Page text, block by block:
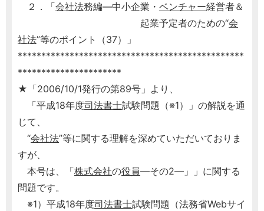
２．「会社法務編―中小企業・ ベンチャー経営者＆
起業予定者のための“会
社法”等のポイント（37）」
************************************************
**********************
★「2006/10/1発行の第89号」より、
「平成18年度司法書士試験問題（※1）」の解説を通
じて、
“会社法”等に関する理解を深めていただいておりま
すが、
本号は、「株式会社の役員―その2―」」に関する
問題です。
※1）平成18年度司法書士試験問題（法務省Webサイ